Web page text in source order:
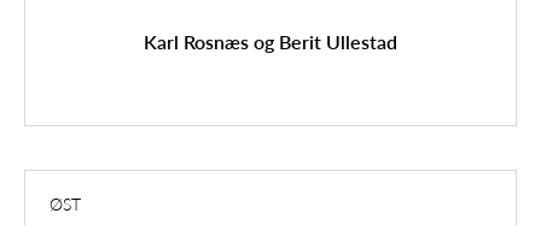
Karl Rosnæs og Berit Ullestad
ØST